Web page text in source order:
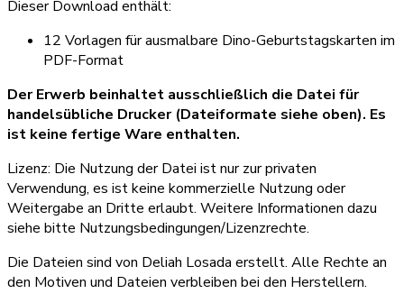
Dieser Download enthält:
12 Vorlagen für ausmalbare Dino-Geburtstagskarten im
PDF-Format
Der Erwerb beinhaltet ausschließlich die Datei für
handelsübliche Drucker (Dateiformate siehe oben). Es
ist keine fertige Ware enthalten.
Lizenz: Die Nutzung der Datei ist nur zur privaten
Verwendung, es ist keine kommerzielle Nutzung oder
Weitergabe an Dritte erlaubt. Weitere Informationen dazu
siehe bitte Nutzungsbedingungen/Lizenzrechte.
Die Dateien sind von Deliah Losada erstellt. Alle Rechte an
den Motiven und Dateien verbleiben bei den Herstellern.